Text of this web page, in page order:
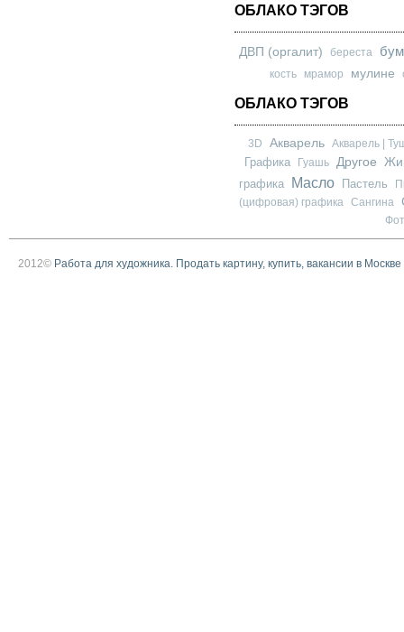
ОБЛАКО ТЭГОВ
ДВП (оргалит) береста
кость мрамор мулине
ОБЛАКО ТЭГОВ
3D Акварель Акварель |
Графика Гуашь Другое
графика
Масло Пастель
(цифровая) графика
Сангина
2012© Работа для художника. Продать картину, купить, вакансии в Москве